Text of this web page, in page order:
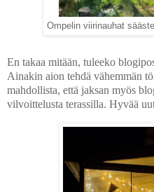
Ompelin viirinauhat
En takaa mitään, tuleeko
Ainakin aion tehdä vähemmän
mahdollista, että jaksan myös
vilvoittelusta terassilla. Hyvää